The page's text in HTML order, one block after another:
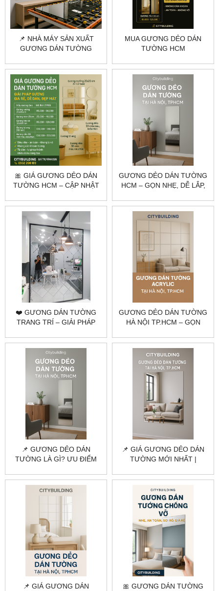
📌 NHÀ MÁY SẢN XUẤT
GƯƠNG DÁN TƯỜNG
CÔNG CHUYÊN NGHIỆP
MUA GƯƠNG DẺO DÁN
TƯỜNG HCM
NHẸ, GIAO NHANH
🎀 GIÁ GƯƠNG DẺO DÁN
TƯỜNG HCM – CẬP NHẬT
CITYBUILDING
GƯƠNG DẺO DÁN TƯỜNG
HCM – GỌN NHẸ, DỄ LẮP,
LINH HOẠT | CITYBUILDING
❤️ GƯƠNG DÁN TƯỜNG
TRANG TRÍ – GIẢI PHÁP
CITYBUILDING
GƯƠNG DẺO DÁN TƯỜNG
HÀ NỘI TP.HCM – GỌN
CITYBUILDING
📌 GƯƠNG DẺO DÁN
TƯỜNG LÀ GÌ? ƯU ĐIỂM
CITYBUILDING
📌 GIÁ GƯƠNG DẺO DÁN
TƯỜNG MỚI NHẤT |
📌 GIÁ GƯƠNG DÁN 🎀 GƯƠNG DÁN TƯỜNG